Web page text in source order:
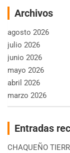
Archivos
agosto 2026
julio 2026
junio 2026
mayo 2026
abril 2026
marzo 2026
Entradas
CHAQUEÑO